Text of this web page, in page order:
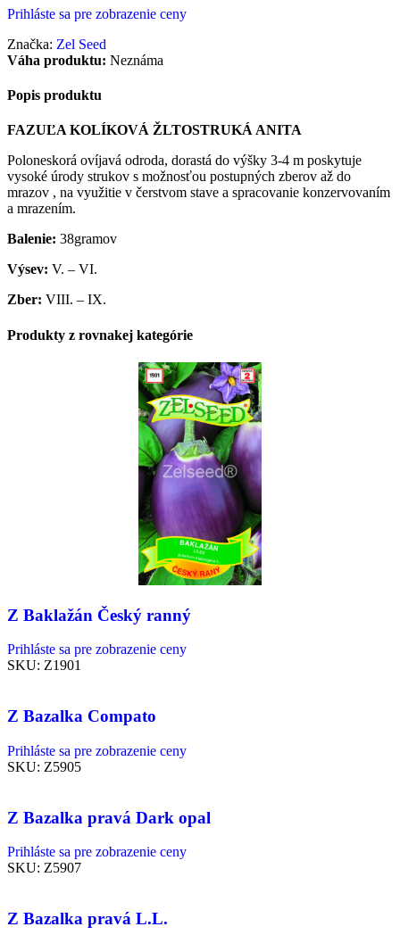
Prihláste sa pre zobrazenie ceny
Značka: Zel Seed
Váha produktu: Neznáma
Popis produktu
FAZUĽA KOLÍKOVÁ ŽLTOSTRUKÁ ANITA
Poloneskorá ovíjavá odroda, dorastá do výšky 3-4 m poskytuje
vysoké úrody strukov s možnosťou postupných zberov až do
mrazov , na využitie v čerstvom stave a spracovanie konzervovaním
a mrazením.
Balenie: 38gramov
Výsev: V. – VI.
Zber: VIII. – IX.
Produkty z rovnakej kategórie
Z Baklažán Český ranný
Prihláste sa pre zobrazenie ceny
SKU: Z1901
Z Bazalka Compato
Prihláste sa pre zobrazenie ceny
SKU: Z5905
Z Bazalka pravá Dark opal
Prihláste sa pre zobrazenie ceny
SKU: Z5907
Z Bazalka pravá L.L.